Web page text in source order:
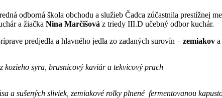
odborná škola obchodu a služieb Čadca zúčastnila prestížnej
a žiačka Nina Marčišová z triedy III.D učebný odbor kuchár.
predjedla a hlavného jedla zo zadaných surovín – zemiakov a
kozieho syra, brusnicový kaviár a tekvicový prach
a sušených sliviek, zemiakové rolky plnené fermentovanou